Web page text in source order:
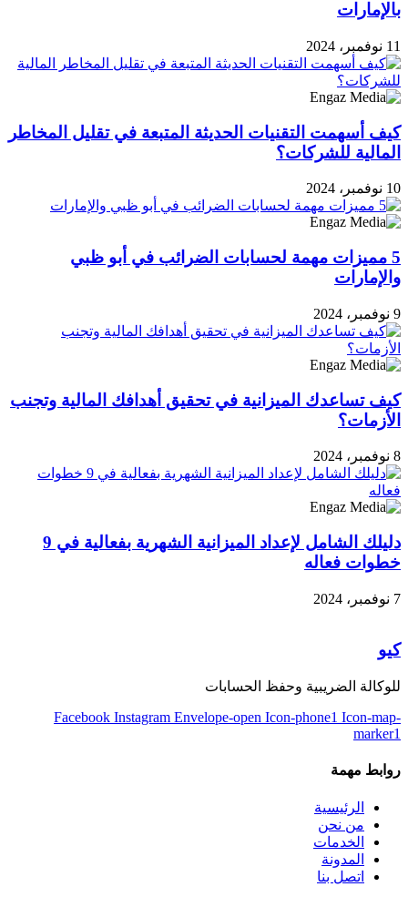
بالإمارات
11 نوفمبر، 2024
كيف أسهمت التقنيات الحديثة المتبعة في تقليل المخاطر
المالية للشركات؟
10 نوفمبر، 2024
5 مميزات مهمة لحسابات الضرائب في أبو ظبي
والإمارات
9 نوفمبر، 2024
كيف تساعدك الميزانية في تحقيق أهدافك المالية وتجنب
الأزمات؟
8 نوفمبر، 2024
دليلك الشامل لإعداد الميزانية الشهرية بفعالية في 9
خطوات فعاله
7 نوفمبر، 2024
كيو
للوكالة الضريبية وحفظ الحسابات
Facebook Instagram Envelope-open Icon-phone1 Icon-map-
marker1
روابط مهمة
الرئيسية
من نحن
الخدمات
المدونة
اتصل بنا